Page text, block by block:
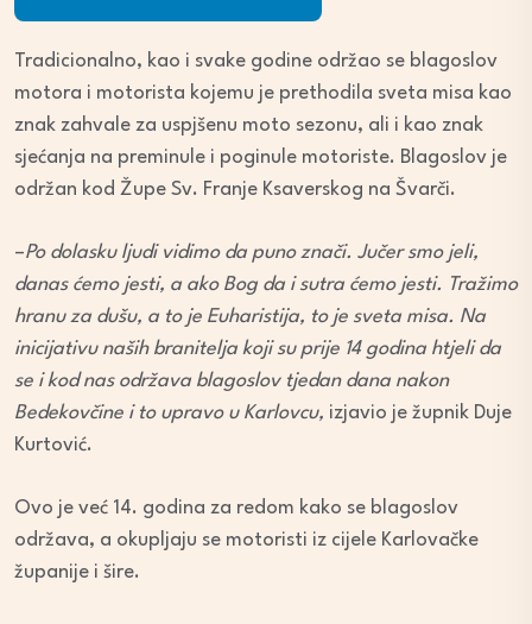
Tradicionalno, kao i svake godine održao se blagoslov
motora i motorista kojemu je prethodila sveta misa kao
znak zahvale za uspjšenu moto sezonu, ali i kao znak
sjećanja na preminule i poginule motoriste. Blagoslov je
održan kod Župe Sv. Franje Ksaverskog na Švarči.
–Po dolasku ljudi vidimo da puno znači. Jučer smo jeli,
danas ćemo jesti, a ako Bog da i sutra ćemo jesti. Tražimo
hranu za dušu, a to je Euharistija, to je sveta misa. Na
inicijativu naših branitelja koji su prije 14 godina htjeli da
se i kod nas održava blagoslov tjedan dana nakon
Bedekovčine i to upravo u Karlovcu, izjavio je župnik Duje
Kurtović.
Ovo je već 14. godina za redom kako se blagoslov
održava, a okupljaju se motoristi iz cijele Karlovačke
županije i šire.